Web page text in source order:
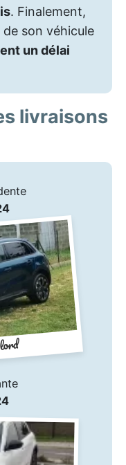
. Finalement,
son véhicule
un délai
livraisons